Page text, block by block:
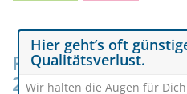
Relax Huf &
250ml
Hier geht’s oft
Qualitätsverlust.
Wir halten die Augen für